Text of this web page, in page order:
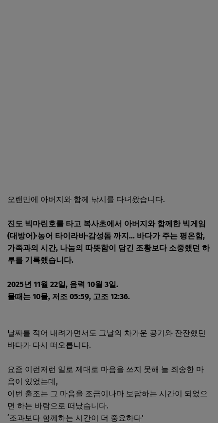
오랜만에 아버지와 함께 낚시를 다녀왔습니다.
진도 빅마린호를 타고 복사초에서 아버지와 함께한 빅게임
(대방어)·농어 타이라바·감성돔 까지... 바다가 주는 평온함,
가족과의 시간, 나눔의 따뜻함이 담긴 조황보다 소중했던 하
루를 기록했습니다.
2025년 11월 22일, 음력 10월 3일.
물때는 10물, 저조 05:59, 고조 12:36.
날짜를 적어 내려가면서도 그날의 차가운 공기와 잔잔했던
바다가 다시 떠오릅니다.
요즘 이런저런 일로 제대로 마음을 쓰지 못해 늘 죄송한 마
음이 있었는데,
이번 출조는 그 마음을 조금이나마 보답하는 시간이 되었으
면 하는 바람으로 떠났습니다.
‘조과보다 함께하는 시간이 더 중요하다’